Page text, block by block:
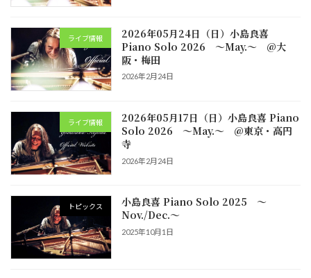
ライブ情報
2026年05月24日（日）小島良喜
Piano Solo 2026 ～May.～ @大
阪・梅田
2026年2月24日
ライブ情報
2026年05月17日（日）小島良喜 Piano
Solo 2026 ～May.～ @東京・高円
寺
2026年2月24日
トピックス
小島良喜 Piano Solo 2025 ～
Nov./Dec.～
2025年10月1日